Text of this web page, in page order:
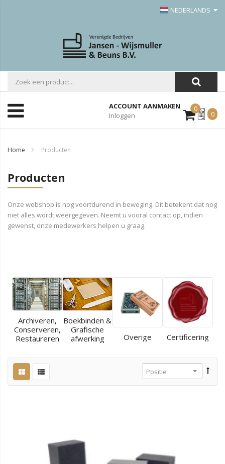
NEDERLANDS
ACCOUNT AANMAKEN
Inloggen
0Mijn
Offerte
0
Home Producten
Producten
Onze webshop is nog voortdurend in beweging. Dit betekent dat nog
niet alles wordt weergegeven. Neemt u vooral contact op, indien
gewenst, onze medewerkers helpen u graag.
Archiveren,
Conserveren,
Restaureren
Boekbinden &
Grafische
afwerking
Overige Certificering